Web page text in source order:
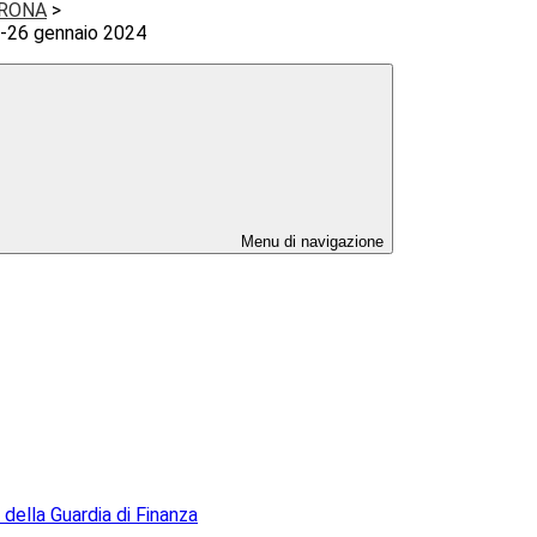
>
26 gennaio 2024
Menu di navigazione
Guardia di Finanza